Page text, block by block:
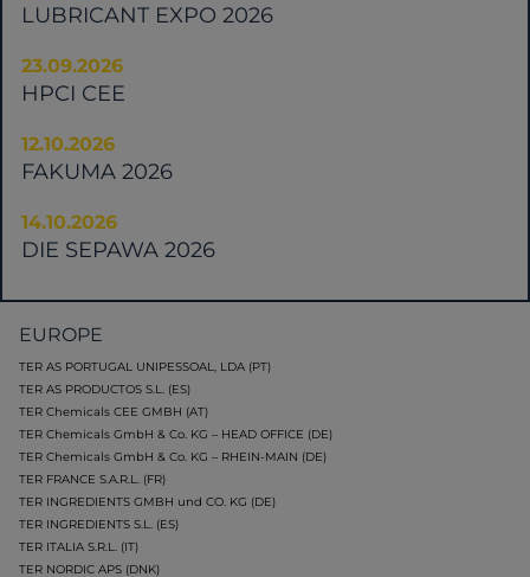
LUBRICANT EXPO 2026
23.09.2026
HPCI CEE
12.10.2026
FAKUMA 2026
14.10.2026
DIE SEPAWA 2026
EUROPE
TER AS PORTUGAL UNIPESSOAL, LDA (PT)
TER AS PRODUCTOS S.L. (ES)
TER Chemicals CEE GMBH (AT)
TER Chemicals GmbH & Co. KG – HEAD OFFICE (DE)
TER Chemicals GmbH & Co. KG – RHEIN-MAIN (DE)
TER FRANCE S.A.R.L. (FR)
TER INGREDIENTS GMBH und CO. KG (DE)
TER INGREDIENTS S.L. (ES)
TER ITALIA S.R.L. (IT)
TER NORDIC APS (DNK)